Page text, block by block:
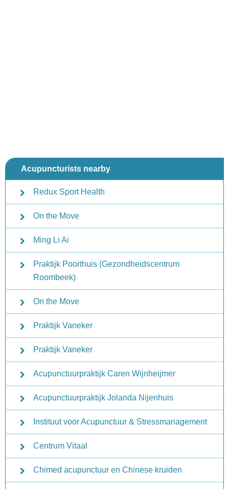
Acupuncturists nearby
Redux Sport Health
On the Move
Ming Li Ai
Praktijk Poorthuis (Gezondheidscentrum
Roombeek)
On the Move
Praktijk Vaneker
Praktijk Vaneker
Acupunctuurpraktijk Caren Wijnheijmer
Acupunctuurpraktijk Jolanda Nijenhuis
Instituut voor Acupunctuur & Stressmanagement
Centrum Vitaal
Chimed acupunctuur en Chinese kruiden